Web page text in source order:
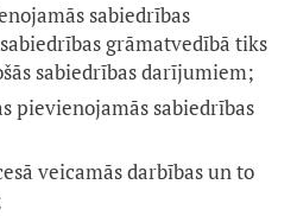
sabiedrības
grāmatvedībā tiks
sabiedrības darījumiem;
pievienojamās sabiedrības
veicamās darbības un to